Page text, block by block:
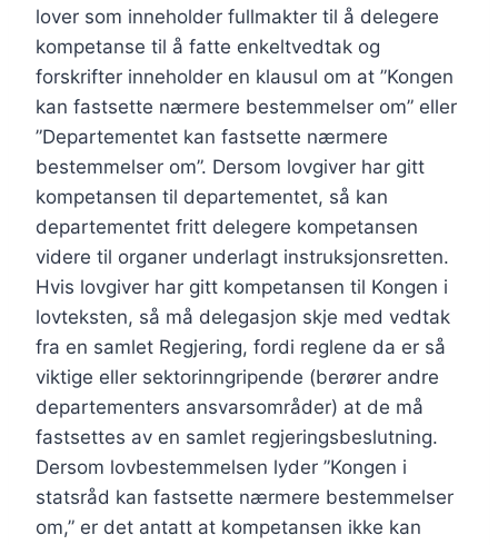
lover som inneholder fullmakter til å delegere
kompetanse til å fatte enkeltvedtak og
forskrifter inneholder en klausul om at ”Kongen
kan fastsette nærmere bestemmelser om” eller
”Departementet kan fastsette nærmere
bestemmelser om”. Dersom lovgiver har gitt
kompetansen til departementet, så kan
departementet fritt delegere kompetansen
videre til organer underlagt instruksjonsretten.
Hvis lovgiver har gitt kompetansen til Kongen i
lovteksten, så må delegasjon skje med vedtak
fra en samlet Regjering, fordi reglene da er så
viktige eller sektorinngripende (berører andre
departementers ansvarsområder) at de må
fastsettes av en samlet regjeringsbeslutning.
Dersom lovbestemmelsen lyder ”Kongen i
statsråd kan fastsette nærmere bestemmelser
om,” er det antatt at kompetansen ikke kan